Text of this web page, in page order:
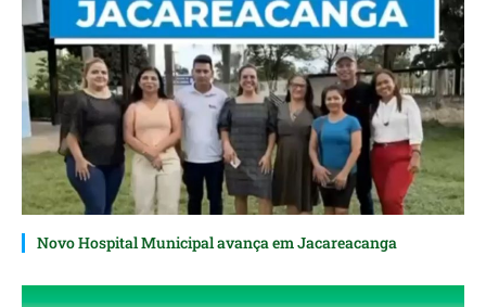
Novo Hospital Municipal avança em Jacareacanga